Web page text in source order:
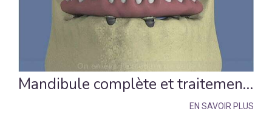
Mandibule complète et traitement implantaire pour un bridge fixe scellé
EN SAVOIR PLUS